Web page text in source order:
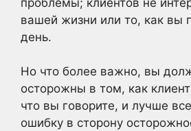
вашей жизни или то, как вы
день.
Но что более важно, вы
осторожны в том, как
что вы говорите, и лучше
ошибку в сторону